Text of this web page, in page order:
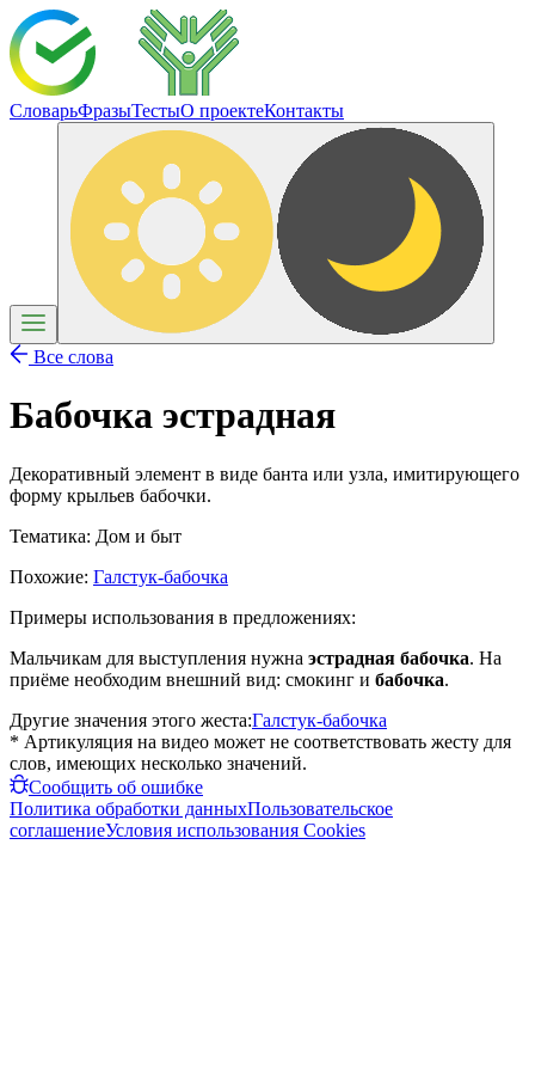
СловарьФразыТестыО проектеКонтакты
Все слова
Бабочка эстрадная
Декоративный элемент в виде банта или узла, имитирующего
форму крыльев бабочки.
Тематика: Дом и быт
Похожие: Галстук-бабочка
Примеры использования в предложениях:
Мальчикам для выступления нужна эстрадная бабочка. На
приёме необходим внешний вид: смокинг и бабочка.
Другие значения этого жеста:Галстук-бабочка
* Артикуляция на видео может не соответствовать жесту для
слов, имеющих несколько значений.
Сообщить об ошибке
Политика обработки данныхПользовательское
соглашениеУсловия использования Cookies